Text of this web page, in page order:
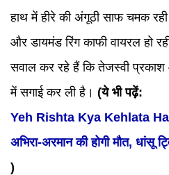
हाथ में हीरे की अंगूठी साफ चमक
और डायमंड रिंग काफी वायरल हो
सवाल कर रहे हैं कि तेजस्वी
में सगाई कर ली है। (ये भी पढ़ें:
Yeh Rishta Kya Kehlata Hai
अभिरा-अरमान की होगी मौत,
)